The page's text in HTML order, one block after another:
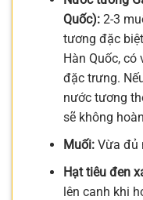
Quốc):2-3
tương đặc
Hàn Quốc,
đặc trưng.
nước tương
sẽ không
Muối:Vừa đủ
Hạt tiêu đen
lên canh khi